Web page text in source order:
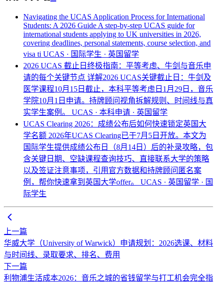
Navigating the UCAS Application Process for International
Students: A 2026 Guide A step-by-step UCAS guide for
international students applying to UK universities in 2026,
covering deadlines, personal statements, course selection, and
visa ti UCAS · 国际学生 · 英国留学
2026 UCAS 截止日终极指南：平等考虑、牛剑与音乐申
请的每个关键节点 详解2026 UCAS关键截止日：牛剑及
医学课程10月15日截止，本科平等考虑日1月29日，音乐
学院10月1日申请。持牌顾问视角拆解规则、时间线与真
实学生案例。 UCAS · 本科申请 · 英国留学
UCAS Clearing 2026：成绩公布后如何快速锁定英国大
学名额 2026年UCAS Clearing已于7月5日开放。本文为
国际学生提供成绩公布日（8月14日）后的补录攻略，包
含关键日期、空缺课程查询技巧、直接联系大学的策略
以及签证注意事项，引用官方数据和持牌顾问匿名案
例，帮你快速拿到英国大学offer。 UCAS · 英国留学 · 国
际学生
上一篇
华威大学（University of Warwick）申请规划：2026选课、材料
与时间线、录取要求、排名、费用
下一篇
利物浦生活成本2026：音乐之城的省钱留学与打工机会完全指